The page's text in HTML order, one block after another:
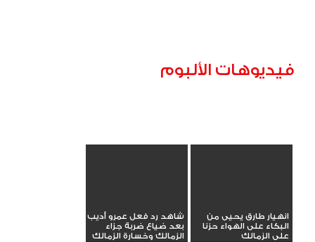
فيديوهات الألبوم
انهيار طارق يحيى من
البكاء على الهواء حزنا
على الزمالك
شاهد رد فعل عمرو أديب
بعد ضياع ضربة جزاء
الزمالك وخسارة الزمالك